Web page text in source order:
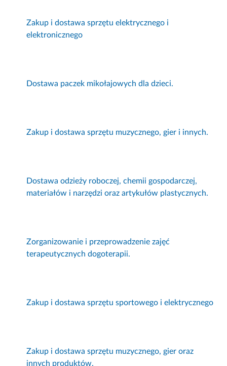
Zakup i dostawa sprzętu elektrycznego i
elektronicznego
Dostawa paczek mikołajowych dla dzieci.
Zakup i dostawa sprzętu muzycznego, gier i innych.
Dostawa odzieży roboczej, chemii gospodarczej,
materiałów i narzędzi oraz artykułów plastycznych.
Zorganizowanie i przeprowadzenie zajęć
terapeutycznych dogoterapii.
Zakup i dostawa sprzętu sportowego i elektrycznego
Zakup i dostawa sprzętu muzycznego, gier oraz
innych produktów.